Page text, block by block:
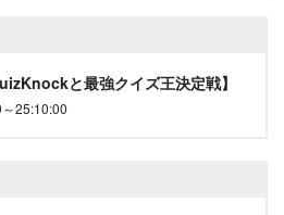
と最強クイズ王決定戦】
25:10:00